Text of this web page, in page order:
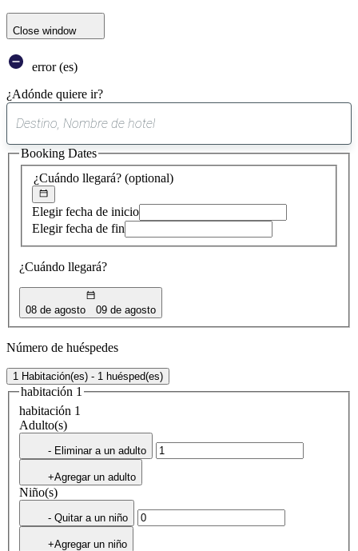
Close window
error (es)
¿Adónde quiere ir?
sugerencia
encontrada
¿Cuándo llegará? (optional)
Elegir fecha de inicio
Elegir fecha de fin
¿Cuándo llegará?
08 de agosto 09 de agosto
Booking Dates
Número de huéspedes
1 Habitación(es) - 1 huésped(es)
habitación 1
habitación 1
Adulto(s)
- Eliminar a un adulto
+Agregar un adulto
Niño(s)
- Quitar a un niño
+Agregar un niño